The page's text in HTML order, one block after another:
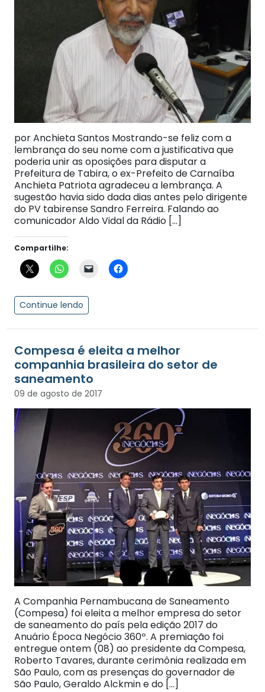
por Anchieta Santos Mostrando-se feliz com a
lembrança do seu nome com a justificativa que
poderia unir as oposições para disputar a
Prefeitura de Tabira, o ex-Prefeito de Carnaíba
Anchieta Patriota agradeceu a lembrança. A
sugestão havia sido dada dias antes pelo dirigente
do PV tabirense Sandro Ferreira. Falando ao
comunicador Aldo Vidal da Rádio […]
Compartilhe:
Continue lendo
Compesa é eleita a melhor
companhia brasileira do setor de
saneamento
09 de agosto de 2017
A Companhia Pernambucana de Saneamento
(Compesa) foi eleita a melhor empresa do setor
de saneamento do país pela edição 2017 do
Anuário Época Negócio 360º. A premiação foi
entregue ontem (08) ao presidente da Compesa,
Roberto Tavares, durante cerimônia realizada em
São Paulo, com as presenças do governador de
São Paulo, Geraldo Alckmin e do […]